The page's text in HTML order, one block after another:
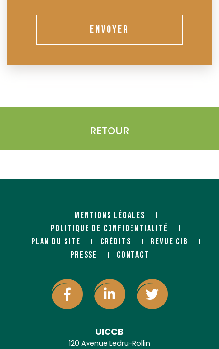
ENVOYER
RETOUR
MENTIONS LÉGALES
POLITIQUE DE CONFIDENTIALITÉ
PLAN DU SITE
CRÉDITS
REVUE CIB
PRESSE
CONTACT
UICCB
120 Avenue Ledru-Rollin